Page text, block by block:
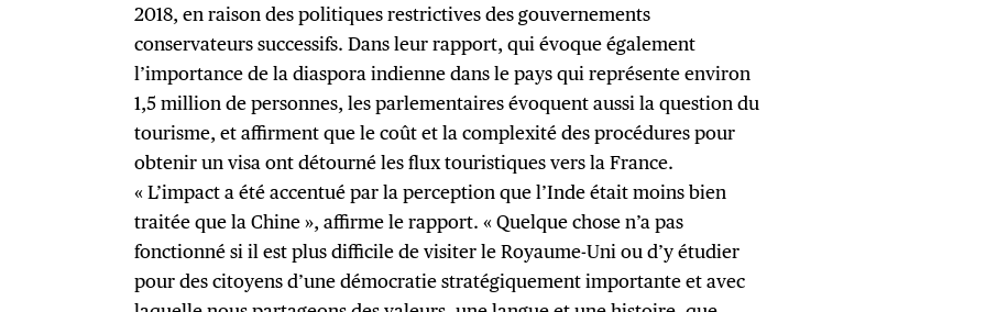
2018, en raison des politiques restrictives des gouvernements
conservateurs successifs. Dans leur rapport, qui évoque également
l’importance de la diaspora indienne dans le pays qui représente environ
1,5 million de personnes, les parlementaires évoquent aussi la question du
tourisme, et affirment que le coût et la complexité des procédures pour
obtenir un visa ont détourné les flux touristiques vers la France.
« L’impact a été accentué par la perception que l’Inde était moins bien
traitée que la Chine », affirme le rapport. « Quelque chose n’a pas
fonctionné si il est plus difficile de visiter le Royaume-Uni ou d’y étudier
pour des citoyens d’une démocratie stratégiquement importante et avec